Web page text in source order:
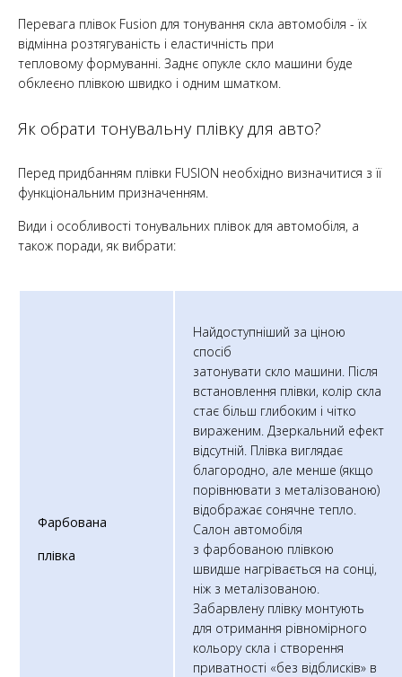
Перевага плівок Fusion для тонування скла автомобіля - їх
відмінна розтягуваність і еластичність при
тепловому формуванні. Заднє опукле скло машини буде
обклеєно плівкою швидко і одним шматком.
Як обрати тонувальну плівку для авто?
Перед придбанням плівки FUSION необхідно визначитися з її
функціональним призначенням.
Види і особливості тонувальних плівок для автомобіля, а
також поради, як вибрати:
Фарбована
плівка
Найдоступніший за ціною
спосіб
затонувати скло машини. Після
встановлення плівки, колір скла
стає більш глибоким і чітко
вираженим. Дзеркальний ефект
відсутній. Плівка виглядає
благородно, але менше (якщо
порівнювати з металізованою)
відображає сонячне тепло.
Салон автомобіля
з фарбованою плівкою
швидше нагрівається на сонці,
ніж з металізованою.
Забарвлену плівку монтують
для отримання рівномірного
кольору скла і створення
приватності «без відблисків» в